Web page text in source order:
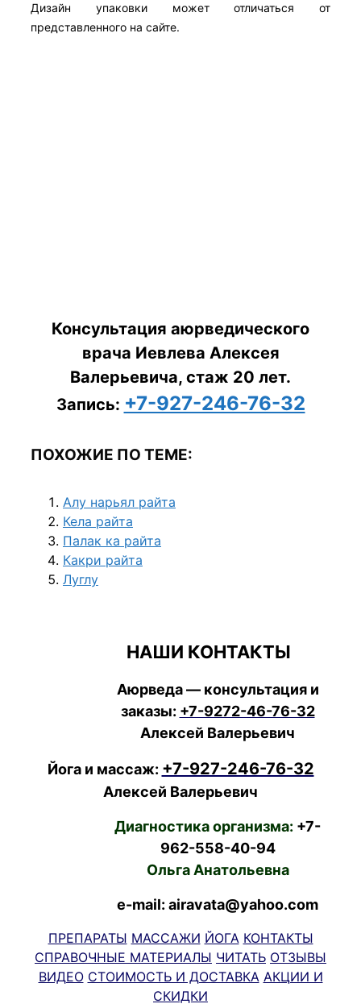
Дизайн упаковки может отличаться от
представленного на сайте.
Консультация аюрведического
врача Иевлева Алексея
Валерьевича, стаж 20 лет.
Запись: +7-927-246-76-32
ПОХОЖИЕ ПО ТЕМЕ:
Алу нарьял райта
Кела райта
Палак ка райта
Какри райта
Луглу
НАШИ КОНТАКТЫ
Аюрведа — консультация и
заказы: +7-9272-46-76-32
Алексей Валерьевич
Йога и массаж: +7-927-246-76-32
Алексей Валерьевич
Диагностика организма: +7-
962-558-40-94
Ольга Анатольевна
e-mail: airavata@yahoo.com
ПРЕПАРАТЫ МАССАЖИ ЙОГА КОНТАКТЫ
СПРАВОЧНЫЕ МАТЕРИАЛЫ ЧИТАТЬ ОТЗЫВЫ
ВИДЕО СТОИМОСТЬ И ДОСТАВКА АКЦИИ И
СКИДКИ